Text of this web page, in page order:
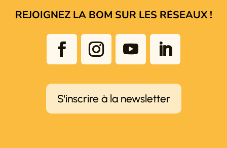
REJOIGNEZ LA BOM SUR LES RÉSEAUX !
S'inscrire à la newsletter